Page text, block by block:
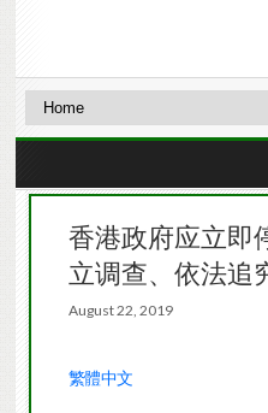
香港政府应立即
立调查、依法追
August 22, 2019
繁體中文